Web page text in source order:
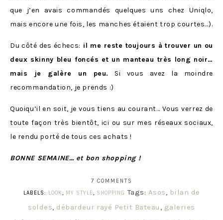
que j’en avais commandés quelques uns chez Uniqlo,
mais encore une fois, les manches étaient trop courtes…).
Du côté des échecs: il me reste toujours à trouver un ou
deux skinny bleu foncés et un manteau très long noir…
mais je galère un peu.
Si vous avez la moindre
recommandation, je prends :)
Quoiqu’il en soit, je vous tiens au courant… Vous verrez de
toute façon très bientôt, ici ou sur mes réseaux sociaux,
le rendu porté de tous ces achats !
BONNE SEMAINE… et bon shopping !
7 COMMENTS
LABELS: LOOK, MY STYLE, SHOPPING Tags: Asos, bilan de
soldes, débardeur rayé Petit Bateau , galeries